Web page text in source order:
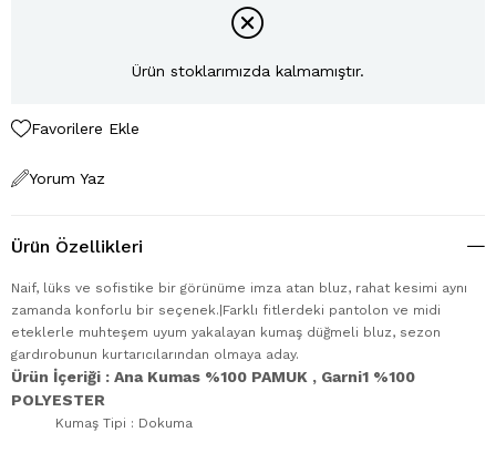
Ürün stoklarımızda kalmamıştır.
Favorilere Ekle
Yorum Yaz
Ürün Özellikleri
Naif, lüks ve sofistike bir görünüme imza atan bluz, rahat kesimi aynı
zamanda konforlu bir seçenek.|Farklı fitlerdeki pantolon ve midi
eteklerle muhteşem uyum yakalayan kumaş düğmeli bluz, sezon
gardırobunun kurtarıcılarından olmaya aday.
Ürün İçeriği : Ana Kumas %100 PAMUK , Garni1 %100
POLYESTER
Kumaş Tipi : Dokuma